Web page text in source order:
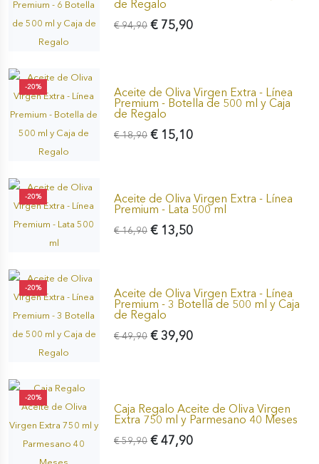
de Regalo
€ 75,90
€ 94,90
-20% Aceite de Oliva Virgen Extra - Línea
Premium - Botella de 500 ml y Caja
de Regalo
€ 15,10
€ 18,90
-20% Aceite de Oliva Virgen Extra - Línea
Premium - Lata 500 ml
€ 13,50
€ 16,90
-20% Aceite de Oliva Virgen Extra - Línea
Premium - 3 Botella de 500 ml y Caja
de Regalo
€ 39,90
€ 49,90
-20%
Caja Regalo Aceite de Oliva Virgen
Extra 750 ml y Parmesano 40 Meses
€ 47,90
€ 59,90